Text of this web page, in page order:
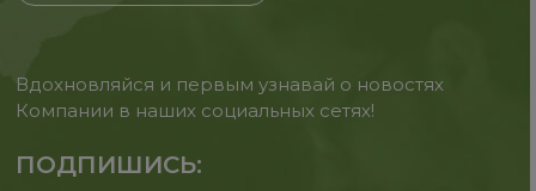
Вдохновляйся и первым узнавай о новостях
Компании в наших социальных сетях!
ПОДПИШИСЬ: